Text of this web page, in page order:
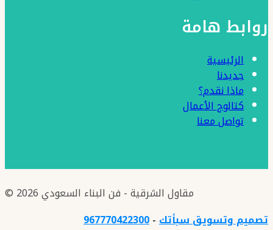
روابط هامة
الرئيسية
جديدنا
ماذا نقدم؟
كتالوج الأعمال
تواصل معنا
© 2026 مقاول الشرقية - فن البناء السعودي
تصميم وتسويق سبأتك-
967770422300